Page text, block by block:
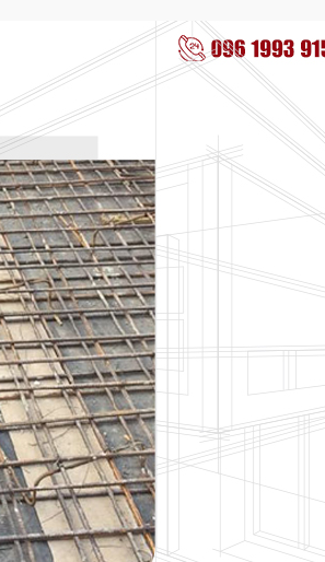
“Tuyệt vời” mỹ từ anh
Chị Thơm nói gì về siêu
Ngày bàn giao – Khẳng
9.5/10 điểm hài lòng –
mới
Nụ cười của anh Hùng
Việt Quang Group
Anh Sơn quận 12 nói gì
Quang Group?
Nhận nhà mới chị Trang
Quang Group
Vì sao anh Đạo tin chọn
Sửa chữa nhà phố | Anh
Việt Quang Group?
Nhận nhà 1 trệt 2 lầu
thi công?